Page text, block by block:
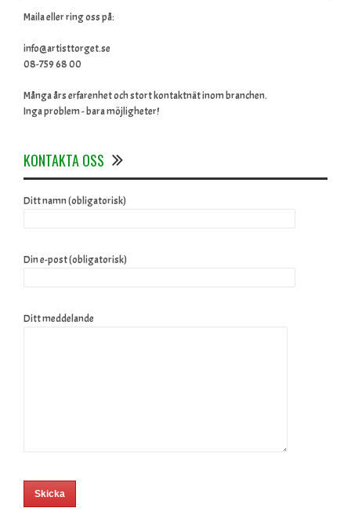
Maila eller ring oss på:
info@artisttorget.se
08-759 68 00
Många års erfarenhet och stort kontaktnät inom branchen.
Inga problem - bara möjligheter!
KONTAKTA OSS
Ditt namn (obligatorisk)
Din e-post (obligatorisk)
Ditt meddelande